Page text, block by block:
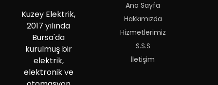
Kuzey Elektrik,
2017 yılında
Bursa'da
kurulmuş bir
elektrik,
elektronik ve
Ana Sayfa
Hakkımızda
Hizmetlerimiz
S.S.S
İletişim